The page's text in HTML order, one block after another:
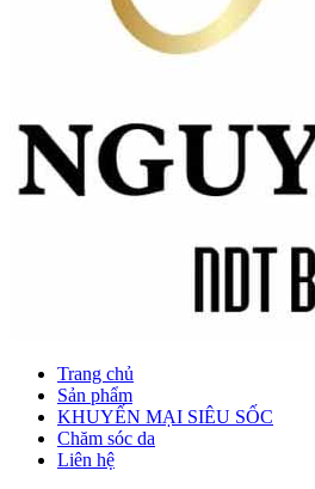
Trang chủ
Sản phẩm
KHUYẾN MẠI SIÊU SỐC
Chăm sóc da
Liên hệ